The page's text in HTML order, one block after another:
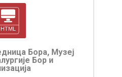
Бора, Музеј
Бор и